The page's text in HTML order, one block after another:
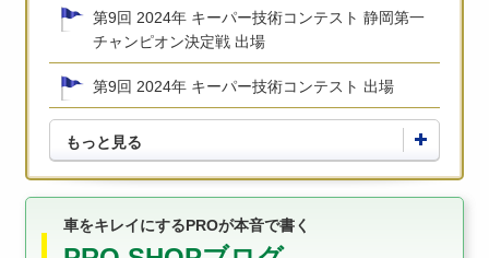
第9回 2024年 キーパー技術コンテスト 静岡第一
チャンピオン決定戦 出場
第9回 2024年 キーパー技術コンテスト 出場
もっと見る
車をキレイにするPROが本音で書く